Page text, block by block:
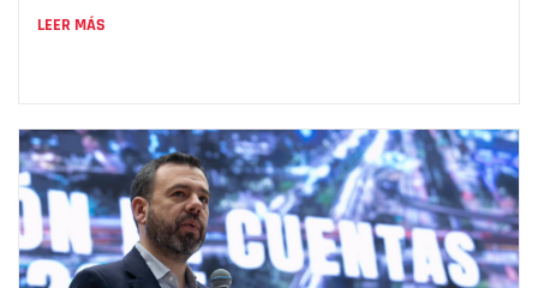
LEER MÁS